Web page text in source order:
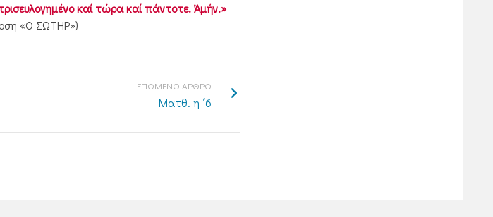
καί τώρα καί πάντοτε. Ἀμήν.»
«Ο ΣΩΤΗΡ»)
ΕΠΟΜΕΝΟ ΑΡΘΡΟ
Ματθ. η ΄6